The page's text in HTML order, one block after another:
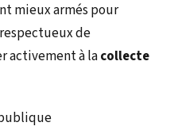
mieux armés pour
de
activement à lacollecte